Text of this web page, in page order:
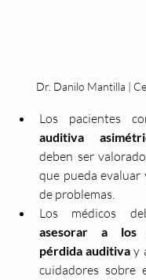
Dr. Danilo Mantilla |
Los pacientes
auditiva
deben ser
que pueda
de problemas.
Los médicos
asesorar a los
pérdida auditiva y
cuidadores sobre